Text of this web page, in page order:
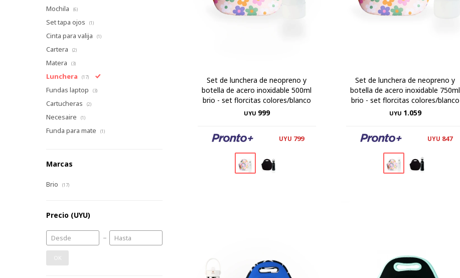
Set de lunchera de neopreno y
botella de acero inoxidable 500ml
brio - set florcitas colores/blanco
UYU 999
UYU 799
Set de lunchera de neopreno y
botella de acero inoxidable 750ml
brio - set florcitas colores/blanco
UYU 1.059
UYU 847
Mochila (6)
Set tapa ojos (1)
Cinta para valija (1)
Cartera (2)
Matera (3)
Lunchera (17)
Fundas laptop (3)
Cartucheras (2)
Necesaire (1)
Funda para mate (1)
Marcas
Brio (17)
Precio (UYU)
OK